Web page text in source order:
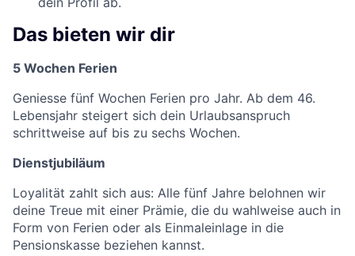
Das bieten wir dir
5 Wochen Ferien
Geniesse fünf Wochen Ferien pro Jahr. Ab dem 46.
Lebensjahr steigert sich dein Urlaubsanspruch
schrittweise auf bis zu sechs Wochen.
Dienstjubiläum
Loyalität zahlt sich aus: Alle fünf Jahre belohnen wir
deine Treue mit einer Prämie, die du wahlweise auch in
Form von Ferien oder als Einmaleinlage in die
Pensionskasse beziehen kannst.